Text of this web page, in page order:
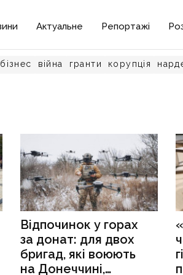
Актуальне Репортажі
бізнес війна гранти корупція
Відпочинок у горах
за донат: для двох
бригад, які воюють
на Донеччині,